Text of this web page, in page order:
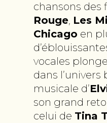
chansons des
Rouge, Les
Chicago en
vocales
dans
musicale d’
son grand
celui de Tina